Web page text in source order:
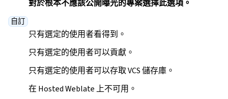
對於根本不應該公開曝光的專案選擇此選項。
自訂
只有選定的使用者看得到。
只有選定的使用者可以貢獻。
只有選定的使用者可以存取 VCS 儲存庫。
在 Hosted Weblate 上不可用。